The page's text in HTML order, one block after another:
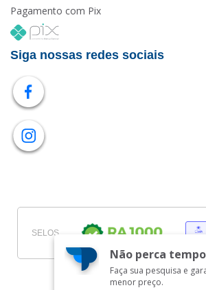
Pagamento com Pix
Siga nossas redes sociais
SELOS
Não perca
Faça sua pesquisa e
menor preço.